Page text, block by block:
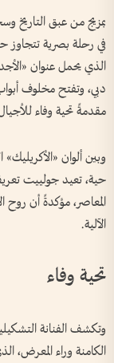
بمزيج من عبق التاريخ
في رحلة بصرية تتجاوز
الذي يحمل عنوان
دبي، وتفتح مخلوف
مقدمةً تحية وفاء
وبين ألوان
حية، تعيد جولييت
المعاصر، مؤكدةً أن روح
الآلية.
تحية وفاء
وتكشف الفنانة
الكامنة وراء المعرض،